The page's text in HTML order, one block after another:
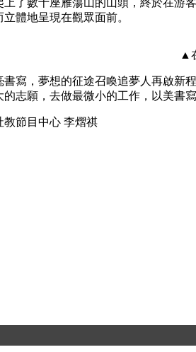
體地呈現在觀眾面前。
▲
，夢想的征途召喚追夢人再啟新程
志願，去做最微小的工作，以美書寫
節目中心 李熠祺